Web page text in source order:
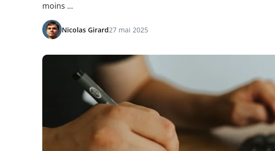
moins …
Nicolas Girard27 mai 2025